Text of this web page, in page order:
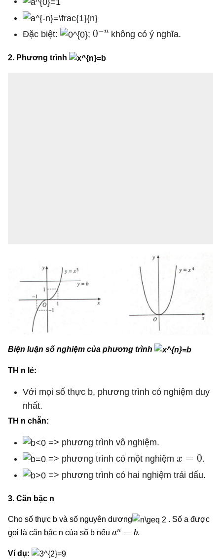
Đặc biệt: ; 0−nkhông có ý nghĩa.
2. Phương trình
Biện luận số nghiệm của phương trình
TH n lẻ:
Với mọi số thực b, phương trình có nghiệm duy
nhất.
TH n chẵn:
=> phương trình vô nghiệm.
=> phương trình có một nghiệm
.
=> phương trình có hai nghiệm trái dấu.
3. Căn bậc n
Cho số thực b và số nguyên dương
. Số a được
gọi là căn bậc n của số b nếu
an
.
Ví dụ: